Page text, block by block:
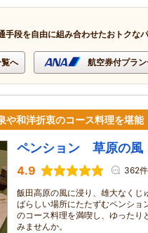
手段を自由に組み合わせたおトクな
へ 航空券付プラ
や和洋折衷のコース料理を堪能
ペンション 草原の風
4.9 362件
飯田高原の風に浸り、雄大なくじ
ばらしい場所にたたずむペンショ
のコース料理を満喫し、ゆったり
みませんか。